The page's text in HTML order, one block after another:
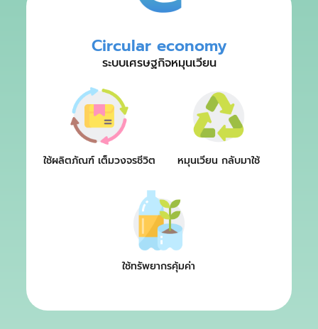
Circular economy
ระบบเศรษฐกิจหมุนเวียน
ใช้ผลิตภัณฑ์ เต็มวงจรชีวิต หมุนเวียน กลับมาใช้
ใช้ทรัพยากรคุ้มค่า